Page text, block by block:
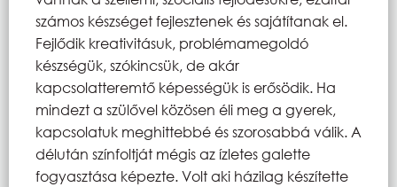
számos készséget fejlesztenek és sajátítanak el.
Fejlődik kreativitásuk, problémamegoldó
készségük, szókincsük, de akár
kapcsolatteremtő képességük is erősödik. Ha
mindezt a szülővel közösen éli meg a gyerek,
kapcsolatuk meghittebbé és szorosabbá válik. A
délután színfoltját mégis az ízletes galette
fogyasztása képezte. Volt aki házilag készítette